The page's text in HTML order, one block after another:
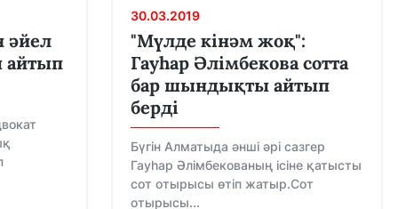
әйел
айтып
30.03.2019
"Мүлде кінәм жоқ":
Гауһар Әлімбекова сотта
бар шындықты айтып
берді
Бүгін Алматыда әнші әрі сазгер
Гауһар Әлімбекованың ісіне қатысты
сот отырысы өтіп жатыр.Сот
отырысы...